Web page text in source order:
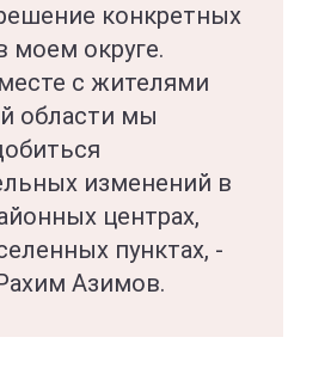
конкретных
моем округе.
с жителями
области мы
изменений в
центрах,
пунктах, -
Азимов.